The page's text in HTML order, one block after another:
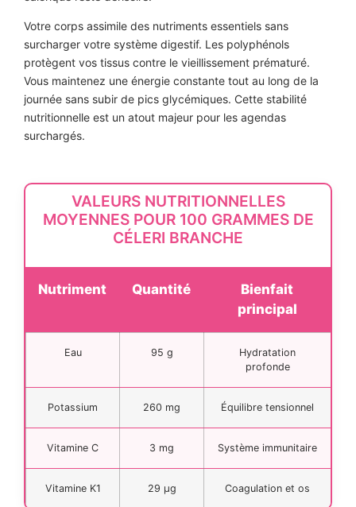
Votre corps assimile des nutriments essentiels sans
surcharger votre système digestif. Les polyphénols
protègent vos tissus contre le vieillissement prématuré.
Vous maintenez une énergie constante tout au long de la
journée sans subir de pics glycémiques. Cette stabilité
nutritionnelle est un atout majeur pour les agendas
surchargés.
VALEURS NUTRITIONNELLES
MOYENNES POUR 100 GRAMMES DE
CÉLERI BRANCHE
Nutriment Quantité
Bienfait
principal
Eau 95 g
Hydratation
profonde
Potassium 260 mg Équilibre tensionnel
Vitamine C 3 mg Système immunitaire
Vitamine K1 29 µg Coagulation et os